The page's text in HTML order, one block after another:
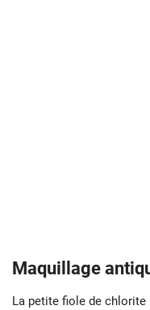
Maquillage
La petite fiole de